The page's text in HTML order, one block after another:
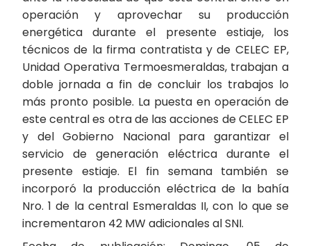
operación y aprovechar su producción
energética durante el presente estiaje, los
técnicos de la firma contratista y de CELEC EP,
Unidad Operativa Termoesmeraldas, trabajan a
doble jornada a fin de concluir los trabajos lo
más pronto posible. La puesta en operación de
este central es otra de las acciones de CELEC EP
y del Gobierno Nacional para garantizar el
servicio de generación eléctrica durante el
presente estiaje. El fin semana también se
incorporó la producción eléctrica de la bahía
Nro. 1 de la central Esmeraldas II, con lo que se
incrementaron 42 MW adicionales al SNI.